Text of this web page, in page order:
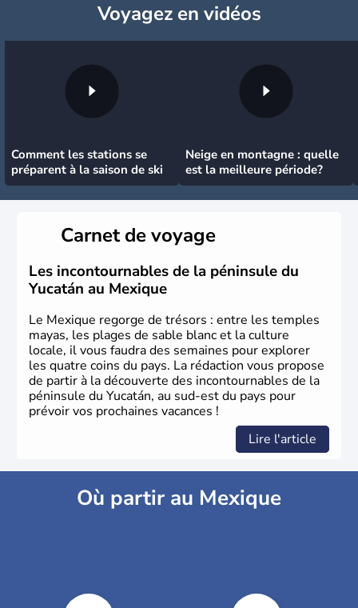
Voyagezen vidéos
Comment les stations se
préparent à la saison de ski
Neige en montagne : quelle
est la meilleure période?
Carnet de voyage
Les incontournables de la péninsule du
Yucatán au Mexique
Le Mexique regorge de trésors : entre les temples
mayas, les plages de sable blanc et la culture
locale, il vous faudra des semaines pour explorer
les quatre coins du pays. La rédaction vous propose
de partir à la découverte des incontournables de la
péninsule du Yucatán, au sud-est du pays pour
prévoir vos prochaines vacances !
Lire l'article
Où partir au Mexique